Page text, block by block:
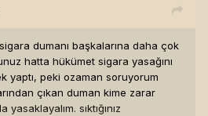
dumanı başkalarına daha çok
hatta hükümet sigara yasağını
yaptı, peki ozaman soruyorum
çıkan duman kime zarar
sıktığınız